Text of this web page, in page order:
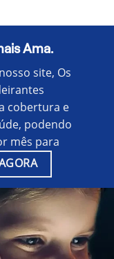
Ama.
site, Os
cobertura e
podendo
mês para